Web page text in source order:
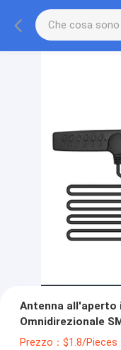
Antenna all'aperto
Omnidirezionale
5g Antenne
Prezzo：$1.8/Pieces